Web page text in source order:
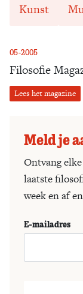
05-2005
Filosofie
Lees het magazine
Kunst
Meld je
Ontvang
laatste
week en af
E-mailadres